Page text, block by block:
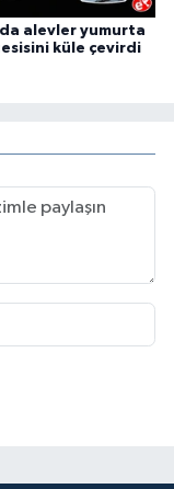
alevler yumurta
küle çevirdi